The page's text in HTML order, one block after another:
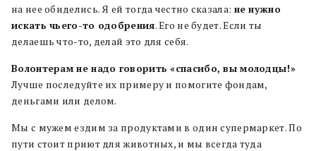
на нее обиделись. Я ей тогда честно сказала: не нужно
искать чьего-то одобрения. Его не будет. Если ты
делаешь что-то, делай это для себя.
Волонтерам не надо говорить «спасибо, вы молодцы!»
Лучше последуйте их примеру и помогите фондам,
деньгами или делом.
Мы с мужем ездим за продуктами в один супермаркет. По
пути стоит приют для животных, и мы всегда туда